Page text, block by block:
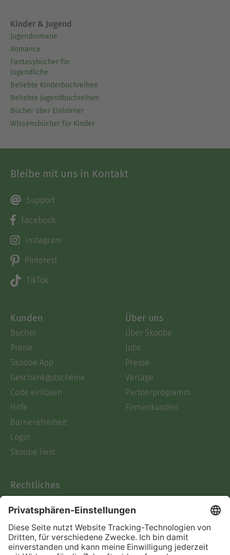
Kinder & Jugend
Jugendromane
Romance
Fantasybücher für
Jugendliche
Beliebte Kinderbuchreihen
Beliebte Jugendbuchreihen
Bücher über Einhörner
Wissensbücher für Kinder
Bleibe mit uns in Kontakt
Support
Facebook
Instagram
Pinterest
TikTok
Kunden
Bücher
Preise
Skoobe App
Geschenkgutscheine
Code einlösen
Hilfe
Barrierefreiheit
Login
Skoobe liest
Über uns
Über Skoobe
Jobs
Presse
Verlage
Partnerprogramm
Firmenkunden
Rechtliches
AGB
Informationen nach Data
Act